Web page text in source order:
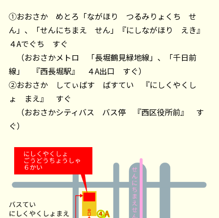
①おおさか めとろ「ながほり つるみりょくち せ
ん」、「せんにちまえ せん」『にしながほり えき』
４Aでぐち すぐ
（おおさかメトロ 「長堀鶴見緑地線」、「千日前
線」 『西長堀駅』 ４A出口 すぐ）
②おおさか してぃばす ばすてい 『にしくやくし
ょ まえ』 すぐ
（おおさかシティバス バス停 『西区役所前』 す
ぐ）